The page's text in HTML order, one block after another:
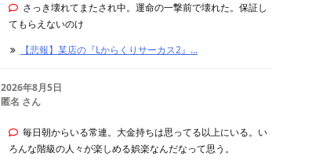
さっき壊れてまたされ中。運命の一撃前で壊れた。保証し
てもらえないのけ
【悲報】某店の『Lからくりサーカス2』...
2026年8月5日
匿名 さん
毎日朝からいる常連。大金持ちは思ってる以上にいる。い
ろんな階級の人々が楽しめる娯楽なんだなって思う。